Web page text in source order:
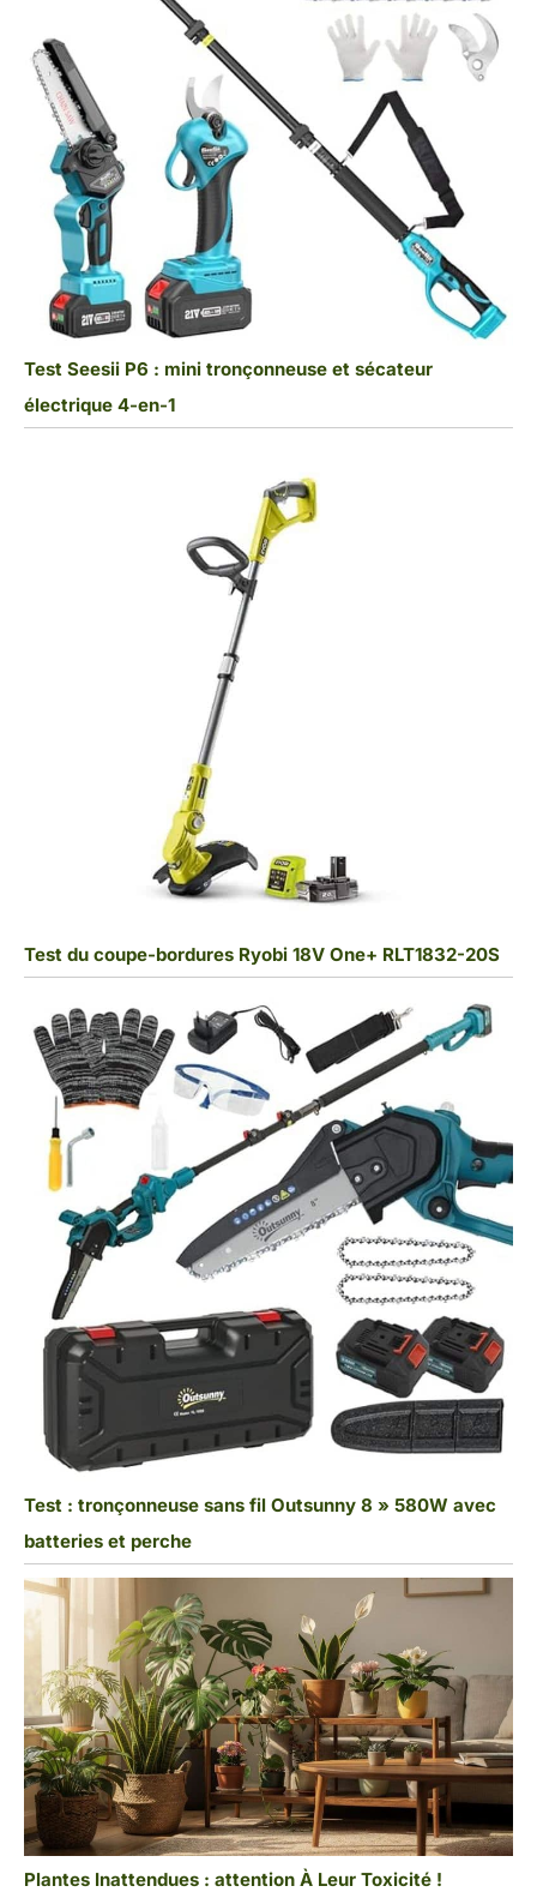
Test Seesii P6 : mini tronçonneuse et sécateur
électrique 4-en-1
Test du coupe-bordures Ryobi 18V One+ RLT1832-20S
Test : tronçonneuse sans fil Outsunny 8 » 580W avec
batteries et perche
Plantes Inattendues : attention À Leur Toxicité !